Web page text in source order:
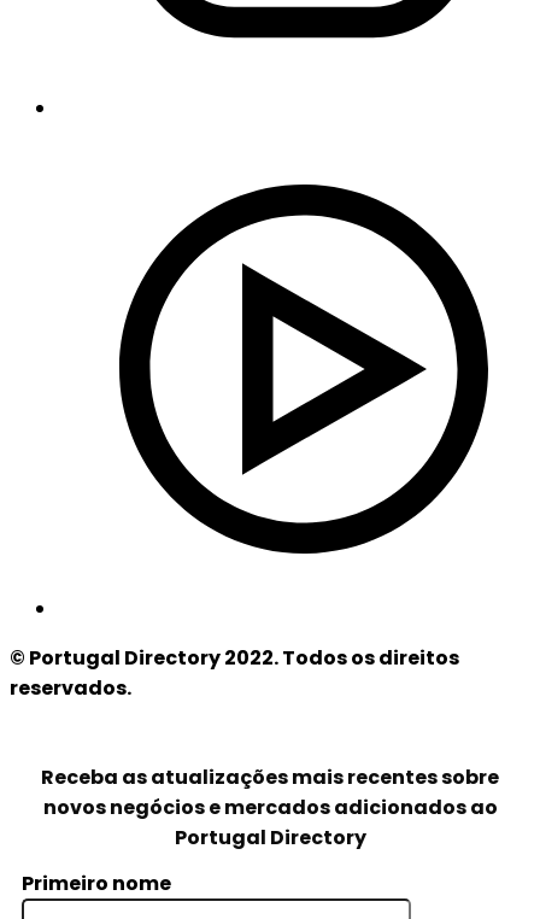
© Portugal Directory 2022. Todos os direitos
reservados.
Receba as atualizações mais recentes sobre
novos negócios e mercados adicionados ao
Portugal Directory
Primeiro nome